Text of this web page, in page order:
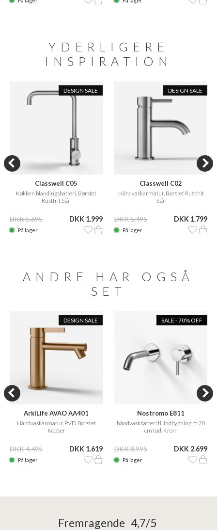
YDERLIGERE
INSPIRATION
DESIGN SALE
Classwell C05
Køkken blandingsbatteri, Børstet
Rustfrit Stål
DKK 5.695 DKK 1.999
På lager
DESIGN SALE
Classwell C02
Håndvaskarmatur, Børstet Rustfrit
Stål
DKK 5.495 DKK 1.799
På lager
ANDRE HAR OGSÅ
SET
DESIGN SALE
ArkiLife AVAO AA401
Håndvaskarmatur, PVD Børstet
Kobber
DKK 4.495 DKK 1.619
På lager
SALE - 70% OFF
Nostromo E811
håndvaskbatteri til
indbygning m 20 cm fast tud
håndvaskbatteri til indbygning m 20
cm tud, Krom
DKK 8.995 DKK 2.699
På lager
Fremragende 4,7/5